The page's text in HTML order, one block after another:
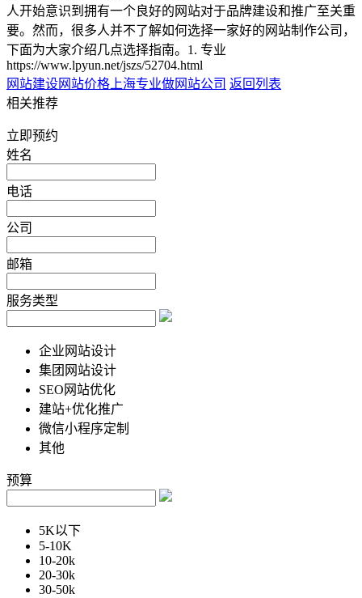
人开始意识到拥有一个良好的网站对于品牌建设和推广至关重
要。然而，很多人并不了解如何选择一家好的网站制作公司，
下面为大家介绍几点选择指南。1. 专业
https://www.lpyun.net/jszs/52704.html
网站建设网站价格上海专业做网站公司 返回列表
相关推荐
立即预约
姓名
电话
公司
邮箱
服务类型
企业网站设计
集团网站设计
SEO网站优化
建站+优化推广
微信小程序定制
其他
预算
5K以下
5-10K
10-20k
20-30k
30-50k